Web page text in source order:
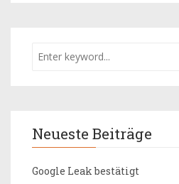
Neueste Beiträge
Google Leak bestätigt